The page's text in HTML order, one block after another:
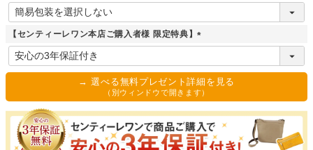
(
須
【センティーレワン本店ご購入者様 限定特典】
(
須
)
→ 選べる無料プレゼント詳細を見る
（別ウィンドウで開きます）